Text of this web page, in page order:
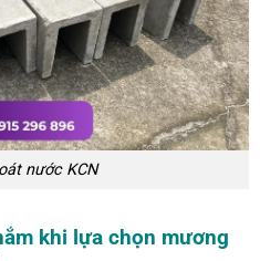
nước KCN
khi lựa chọn mương